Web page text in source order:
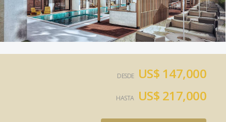
DESDE US$ 147,000
HASTA US$ 217,000